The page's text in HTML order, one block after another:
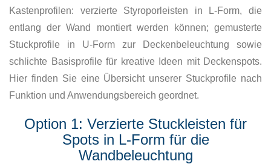
Kastenprofilen: verzierte Styroporleisten in L-Form, die
entlang der Wand montiert werden können; gemusterte
Stuckprofile in U-Form zur Deckenbeleuchtung sowie
schlichte Basisprofile für kreative Ideen mit Deckenspots.
Hier finden Sie eine Übersicht unserer Stuckprofile nach
Funktion und Anwendungsbereich geordnet.
Option 1: Verzierte Stuckleisten für
Spots in L-Form für die
Wandbeleuchtung